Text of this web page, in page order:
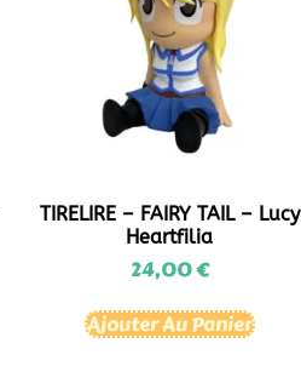
TIRELIRE – FAIRY TAIL – Lucy
Heartfilia
24,00€
Ajouter Au Panier